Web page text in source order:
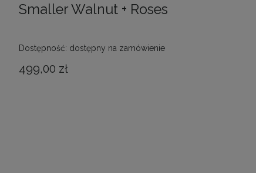
Smaller Walnut + Roses
Dostępność: dostępny na zamówienie
499,00 zł